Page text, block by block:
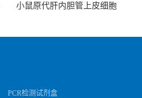
小鼠原代肝内胆管上皮细胞
PCR检测试剂盒